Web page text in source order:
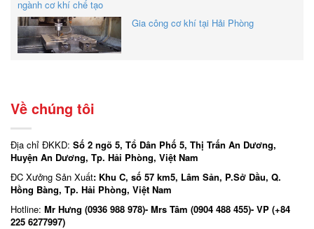
Gia công cơ khí tại Hải Phòng
Về chúng tôi
Địa chỉ ĐKKD: Số 2 ngõ 5, Tổ Dân Phố 5, Thị Trấn An Dương,
Huyện An Dương, Tp. Hải Phòng, Việt Nam
ĐC Xưởng Sản Xuất: Khu C, số 57 km5, Lâm Sản, P.Sở Dầu, Q.
Hồng Bàng, Tp. Hải Phòng, Việt Nam
Hotline: Mr Hưng (0936 988 978)- Mrs Tâm (0904 488 455)- VP (+84
225 6277997)